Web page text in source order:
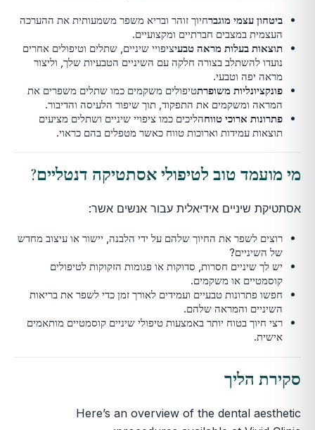
ביטחון עצמי מוגברחיוך זוהר ובריא משפר משמעותית את ההערכה
העצמית במצבים חברתיים ומקצועיים.
תוצאות בעלות מראה טבעיציפויי שיניים, שתלים וטיפולים אחרים
נועדו להשתלב בצורה חלקה עם השיניים הטבעיות שלך, וליצור
מראה יפה וטבעי.
פונקציונליות משופרתטיפולים משקמים כמו שתלים משפרים את
המראה ומשקמים את התפקוד, תוך שיפור הלעיסה והדיבור.
פתרונות ארוכי טווחהליכים כמו ציפויי שיניים ושתלים מציעים
תוצאות עמידות וארוכות טווח כאשר מטפלים בהם כראוי.
מי מועמד טוב לטיפולי אסתטיקה דנטליים?
אסתטיקת שיניים אידיאלית עבור אנשים אשר:
רוצים לשפר את החיוך שלהם על ידי הלבנה, יישור או עיצוב מחדש
של השיניים?
יש לך שיניים חסרות, סדוקות או פגומות הזקוקות לטיפולים
קוסמטיים או משקמים.
חפשו פתרונות טבעיים ועמידים לאורך זמן כדי לשפר את בריאות
השיניים והמראה שלהם.
רצי חיוך בטוח יותר באמצעות טיפולי שיניים קוסמטיים מותאמים
אישית.
סקירת הליך
Here’s an overview of the dental aesthetic